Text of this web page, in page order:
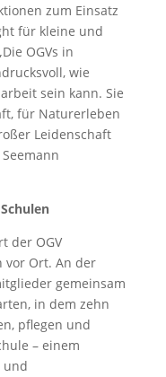
zum Einsatz
für kleine und
OGVs in
wie
sein kann. Sie
für Naturerleben
Leidenschaft
der OGV
vor Ort. An der
gemeinsam
in dem zehn
pflegen und
– einem
und